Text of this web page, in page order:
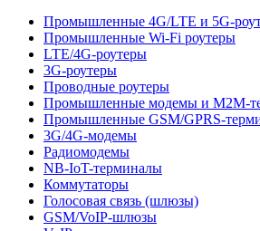
Промышленные 4G/LTE и 5G-
Промышленные Wi-Fi роутеры
LTE/4G-роутеры
3G-роутеры
Проводные роутеры
Промышленные модемы и M2M-
Промышленные GSM/GPRS-
3G/4G-модемы
Радиомодемы
NB-IoT-терминалы
Коммутаторы
Голосовая связь (шлюзы)
GSM/VoIP-шлюзы